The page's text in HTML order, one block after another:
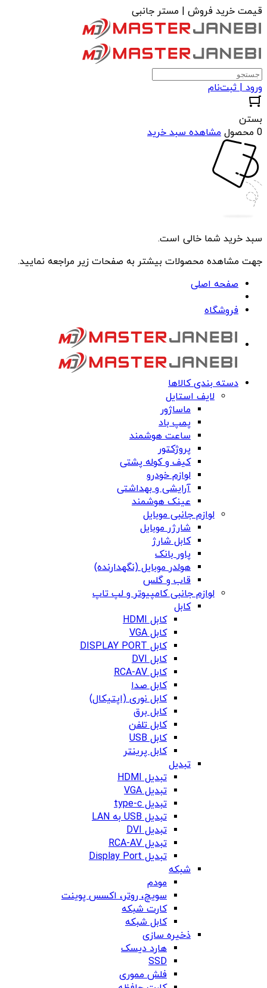
قیمت خرید فروش | مستر جانبی
ورود | ثبت‌نام
بستن
0 محصول
مشاهده سبد خرید
سبد خرید شما خالی است.
جهت مشاهده محصولات بیشتر به صفحات زیر مراجعه نمایید.
صفحه اصلی
فروشگاه
دسته بندی کالاها
لایف استایل
ماساژور
پمپ باد
ساعت هوشمند
پروژکتور
کیف و کوله پشتی
لوازم خودرو
آرایشی و بهداشتی
عینک هوشمند
لوازم جانبی موبایل
شارژر موبایل
کابل شارژ
پاور بانک
هولدر موبایل (نگهدارنده)
قاب و گلس
لوازم جانبی کامپیوتر و لپ تاپ
کابل
کابل HDMI
کابل VGA
کابل DISPLAY PORT
کابل DVI
کابل RCA-AV
کابل صدا
کابل نوری (اپتیکال)
کابل برق
کابل تلفن
کابل USB
کابل پرینتر
تبدیل
تبدیل HDMI
تبدیل VGA
تبدیل type-c
تبدیل USB به LAN
تبدیل DVI
تبدیل RCA-AV
تبدیل Display Port
شبکه
مودم
سویچ، روتر، اکسس پوینت
کارت شبکه
کابل شبکه
ذخیره سازی
هارد دیسک
SSD
فلش مموری